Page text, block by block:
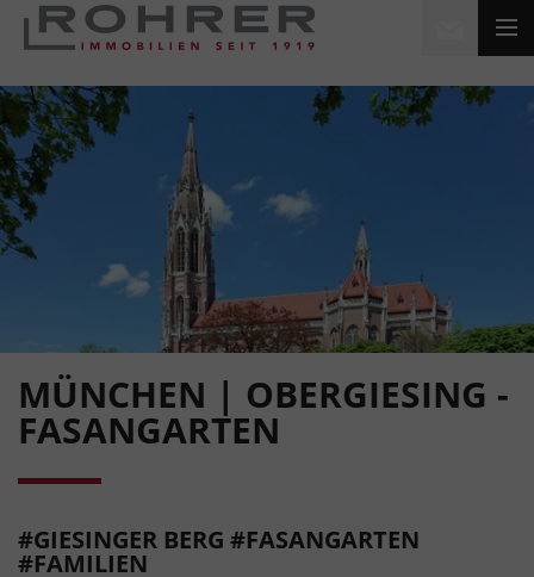
MÜNCHEN | OBERGIESING -
FASANGARTEN
#GIESINGER BERG #FASANGARTEN
#FAMILIEN